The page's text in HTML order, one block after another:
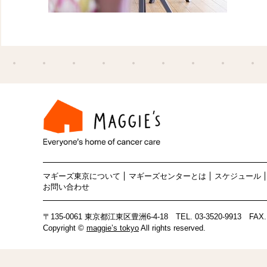
マギーズ東京について マギーズセンターとは
スケジュール
お問い合わせ
〒135-0061 東京都江東区豊洲6-4-18 TEL. 03-3520-9913FAX.
Copyright © maggie’s tokyo All rights reserved.